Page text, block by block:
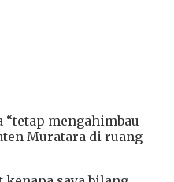
“tetap mengahimbau
Muratara di ruang